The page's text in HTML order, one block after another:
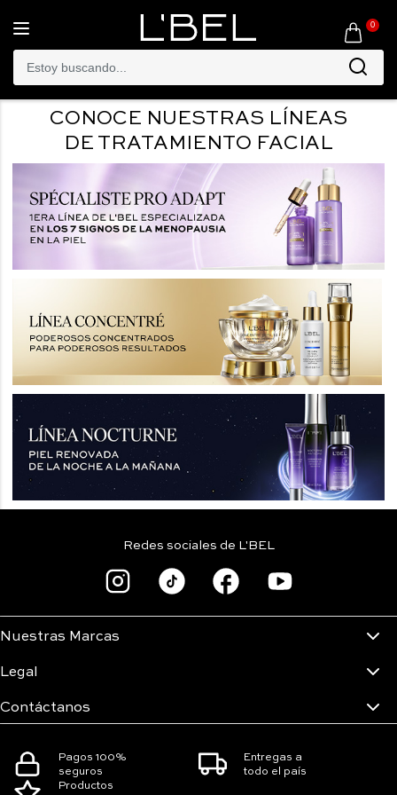
0
CONOCE NUESTRAS LÍNEAS
DE TRATAMIENTO FACIAL
Nuestras Marcas
Legal
Contáctanos
Redes sociales de L'BEL
Pagos 100%
seguros
Entregas a
todo el país
Productos